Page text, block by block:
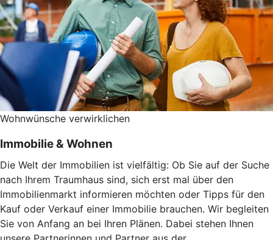
Wohnwünsche verwirklichen
Immobilie & Wohnen
Die Welt der Immobilien ist vielfältig: Ob Sie auf der Suche
nach Ihrem Traumhaus sind, sich erst mal über den
Immobilienmarkt informieren möchten oder Tipps für den
Kauf oder Verkauf einer Immobilie brauchen. Wir begleiten
Sie von Anfang an bei Ihren Plänen. Dabei stehen Ihnen